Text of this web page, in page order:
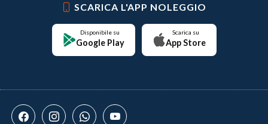
SCARICA L'APP NOLEGGIO
Disponibile su
Google Play
Scarica su
App Store